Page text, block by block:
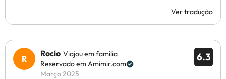
Ver tradução
6.3
Rocío Viajou em família
Reservado em Amimir.com
Março 2025